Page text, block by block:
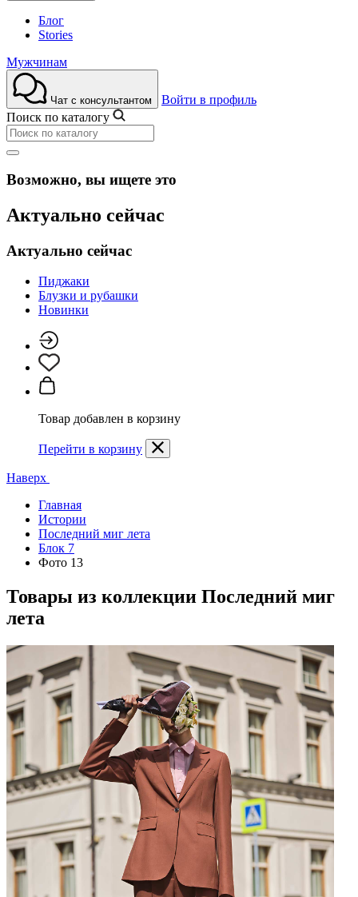
Блог
Stories
Мужчинам
Чат с консультантом
Войти в профиль
Поиск по каталогу
Возможно, вы ищете это
Актуально сейчас
Актуально сейчас
Пиджаки
Блузки и рубашки
Новинки
Товар добавлен в корзину
Перейти в корзину
Наверх
Главная
Истории
Последний миг лета
Блок 7
Фото 13
Товары из коллекции Последний миг
лета